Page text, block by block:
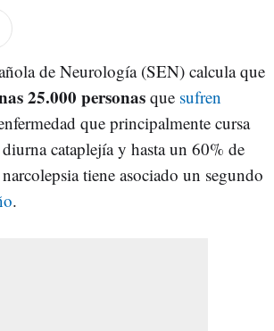
de Neurología (SEN) calcula que
25.000 personas que sufren
que principalmente cursa
cataplejía y hasta un 60% de
tiene asociado un segundo
.